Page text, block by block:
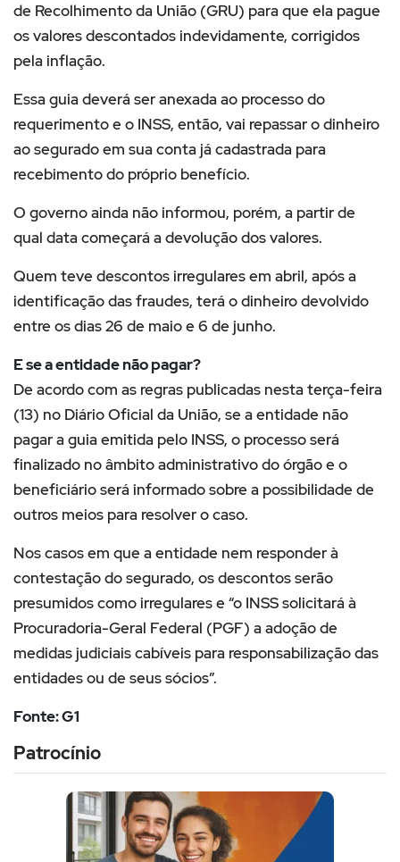
de Recolhimento da União (GRU) para que ela pague
os valores descontados indevidamente, corrigidos
pela inflação.
Essa guia deverá ser anexada ao processo do
requerimento e o INSS, então, vai repassar o dinheiro
ao segurado em sua conta já cadastrada para
recebimento do próprio benefício.
O governo ainda não informou, porém, a partir de
qual data começará a devolução dos valores.
Quem teve descontos irregulares em abril, após a
identificação das fraudes, terá o dinheiro devolvido
entre os dias 26 de maio e 6 de junho.
E se a entidade não pagar?
De acordo com as regras publicadas nesta terça-feira
(13) no Diário Oficial da União, se a entidade não
pagar a guia emitida pelo INSS, o processo será
finalizado no âmbito administrativo do órgão e o
beneficiário será informado sobre a possibilidade de
outros meios para resolver o caso.
Nos casos em que a entidade nem responder à
contestação do segurado, os descontos serão
presumidos como irregulares e “o INSS solicitará à
Procuradoria-Geral Federal (PGF) a adoção de
medidas judiciais cabíveis para responsabilização das
entidades ou de seus sócios”.
Fonte: G1
Patrocínio